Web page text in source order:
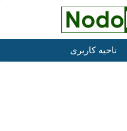
ناحیه کاربری